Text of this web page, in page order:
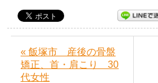
« 飯塚市 産後の骨盤
矯正、首・肩こり 30
代女性